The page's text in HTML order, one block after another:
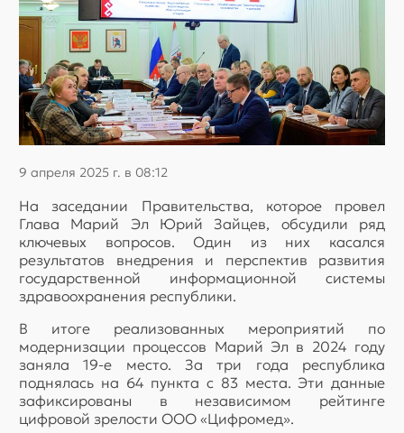
9 апреля 2025 г. в 08:12
На заседании Правительства, которое провел
Глава Марий Эл Юрий Зайцев, обсудили ряд
ключевых вопросов. Один из них касался
результатов внедрения и перспектив развития
государственной информационной системы
здравоохранения республики.
В итоге реализованных мероприятий по
модернизации процессов Марий Эл в 2024 году
заняла 19-е место. За три года республика
поднялась на 64 пункта с 83 места. Эти данные
зафиксированы в независимом рейтинге
цифровой зрелости ООО «Цифромед».